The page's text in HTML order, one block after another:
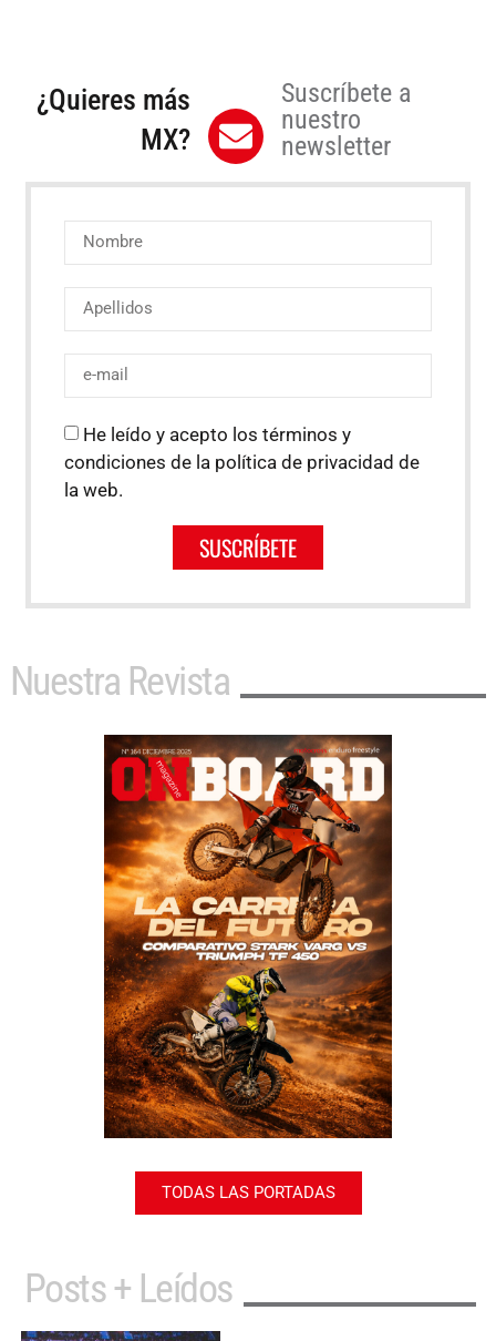
¿Quieres más
MX?
Suscríbete a
nuestro
newsletter
He leído y acepto los términos y
condiciones de la política de privacidad de
la web.
SUSCRÍBETE
Nuestra Revista
TODAS LAS PORTADAS
Posts + Leídos